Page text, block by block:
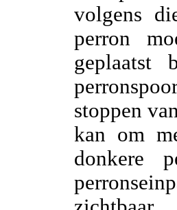
volgens
perron
geplaatst
stoppen
kan om
donkere